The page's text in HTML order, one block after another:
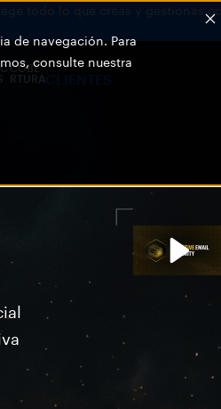
de navegación. Para
consulte nuestra
todo lo que creas y gestionas
COBE
RTURACLIENTES